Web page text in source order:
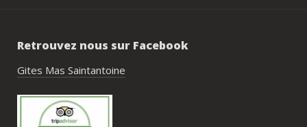
piscine, nature, tranquillité, nombreux
hébergements et beaucoup d’activités à
très beau souvenir de ce week-end et
nous recommandons le Mas Saint-
Retrouvez nous sur Facebook
Gites Mas Saintantoine